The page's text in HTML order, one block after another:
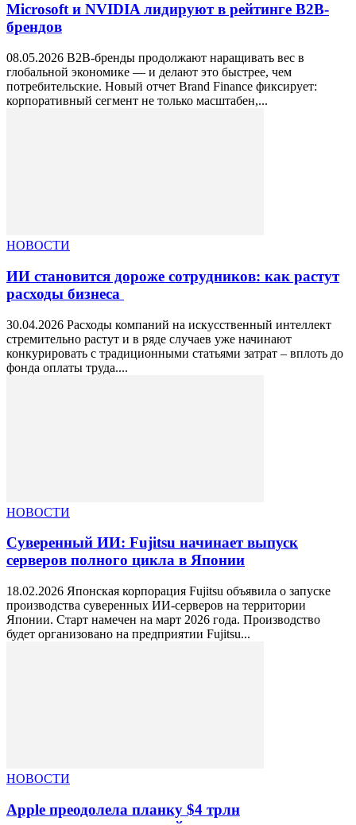
Microsoft и NVIDIA лидируют в рейтинге B2B-
брендов
08.05.2026 B2B-бренды продолжают наращивать вес в
глобальной экономике — и делают это быстрее, чем
потребительские. Новый отчет Brand Finance фиксирует:
корпоративный сегмент не только масштабен,...
НОВОСТИ
ИИ становится дороже сотрудников: как растут
расходы бизнеса
30.04.2026 Расходы компаний на искусственный интеллект
стремительно растут и в ряде случаев уже начинают
конкурировать с традиционными статьями затрат – вплоть до
фонда оплаты труда....
НОВОСТИ
Суверенный ИИ: Fujitsu начинает выпуск
серверов полного цикла в Японии
18.02.2026 Японская корпорация Fujitsu объявила о запуске
производства суверенных ИИ-серверов на территории
Японии. Старт намечен на март 2026 года. Производство
будет организовано на предприятии Fujitsu...
НОВОСТИ
Apple преодолела планку $4 трлн